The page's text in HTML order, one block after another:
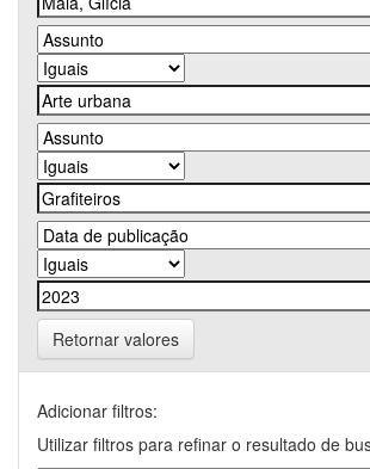
Retornar valores
Adicionar filtros:
Utilizar filtros para refinar o resultado de